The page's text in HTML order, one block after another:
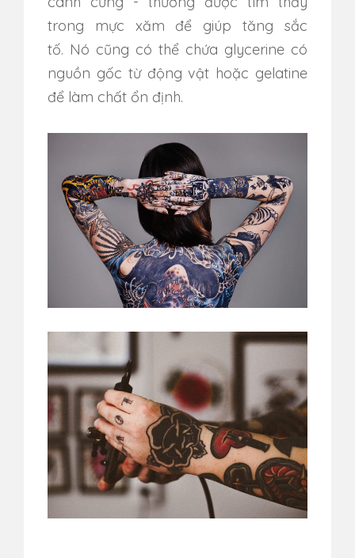
trong mực xăm để giúp tăng sắc
tố. Nó cũng có thể chứa glycerine có
nguồn gốc từ động vật hoặc gelatine
để làm chất ổn định.